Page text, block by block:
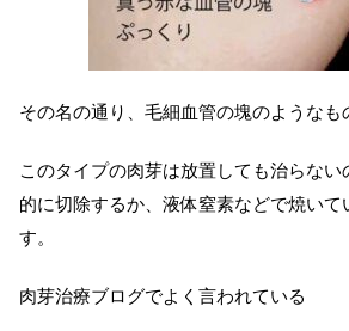
その名の通り、毛細血管の塊のようなも
このタイプの肉芽は放置しても治らな
的に切除するか、液体窒素などで焼いて
す。
肉芽治療ブログでよく言われている